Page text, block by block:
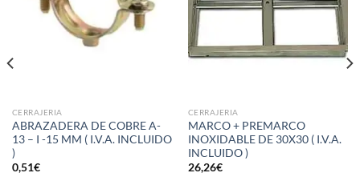
CERRAJERIA
ABRAZADERA DE COBRE A-
13 – I -15 MM ( I.V.A. INCLUIDO
)
0,51€
CERRAJERIA
MARCO + PREMARCO
INOXIDABLE DE 30X30 ( I.V.A.
INCLUIDO )
26,26€